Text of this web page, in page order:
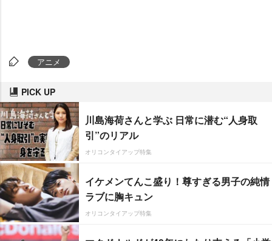
アニメ
PICK UP
川島海荷さんと学ぶ 日常に潜む“人身取
引”のリアル
オリコンタイアップ特集
イケメンてんこ盛り！尊すぎる男子の純情
ラブに胸キュン
オリコンタイアップ特集